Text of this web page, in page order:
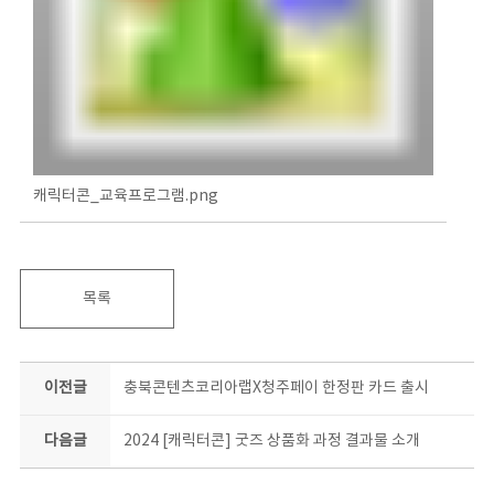
캐릭터콘_교육프로그램.png
목록
이전글 충북콘텐츠코리아랩X청주페이 한정판 카드 출시
다음글 2024 [캐릭터콘] 굿즈 상품화 과정 결과물 소개